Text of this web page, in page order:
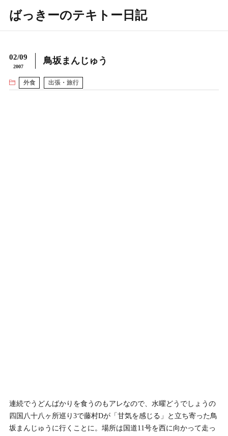
ばっきーのテキトー日記
02/09
2007
鳥坂まんじゅう
外食 出張・旅行
連続でうどんばかりを食うのもアレなので、水曜どうでしょうの
四国八十八ヶ所巡り3で藤村Dが「甘気を感じる」と立ち寄った鳥
坂まんじゅうに行くことに。場所は国道11号を西に向かって走っ